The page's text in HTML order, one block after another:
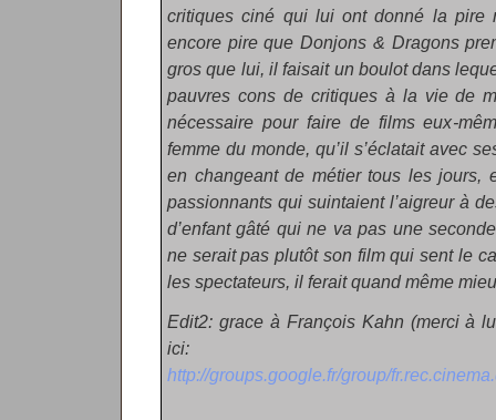
critiques ciné qui lui ont donné la pire
encore pire que Donjons & Dragons
gros que lui, il faisait un boulot dans
pauvres cons de critiques à la vie de
nécessaire pour faire de films eux-
femme du monde, qu’il s’éclatait avec
en changeant de métier tous les jours,
passionnants qui suintaient l’aigreur à
d’enfant gâté qui ne va pas une
ne serait pas plutôt son film qui sent le
les spectateurs, il ferait quand même
Edit2: grace à François Kahn (merci à
ici:
http://groups.google.fr/group/